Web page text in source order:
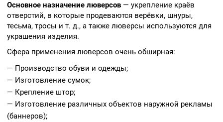
Основное назначение люверсов — укрепление краёв
отверстий, в которые продеваются верёвки, шнуры,
тесьма, тросы и т. д., а также люверсы используются для
украшения изделия.
Сфера применения люверсов очень обширная:
— Производство обуви и одежды;
— Изготовление сумок;
— Крепление штор;
— Изготовление различных объектов наружной рекламы
(баннеров);